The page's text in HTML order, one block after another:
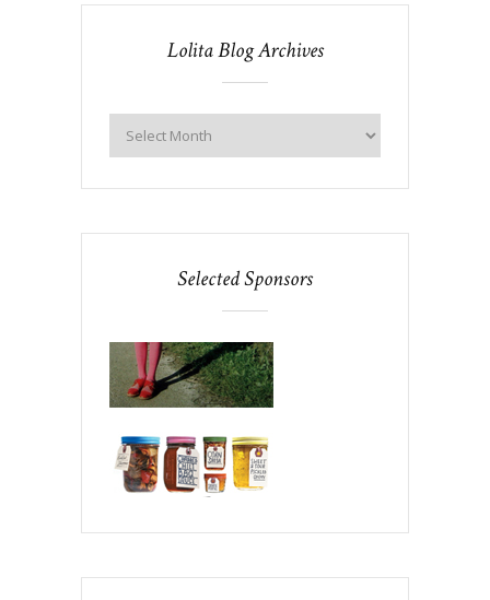
Lolita Blog Archives
Selected Sponsors